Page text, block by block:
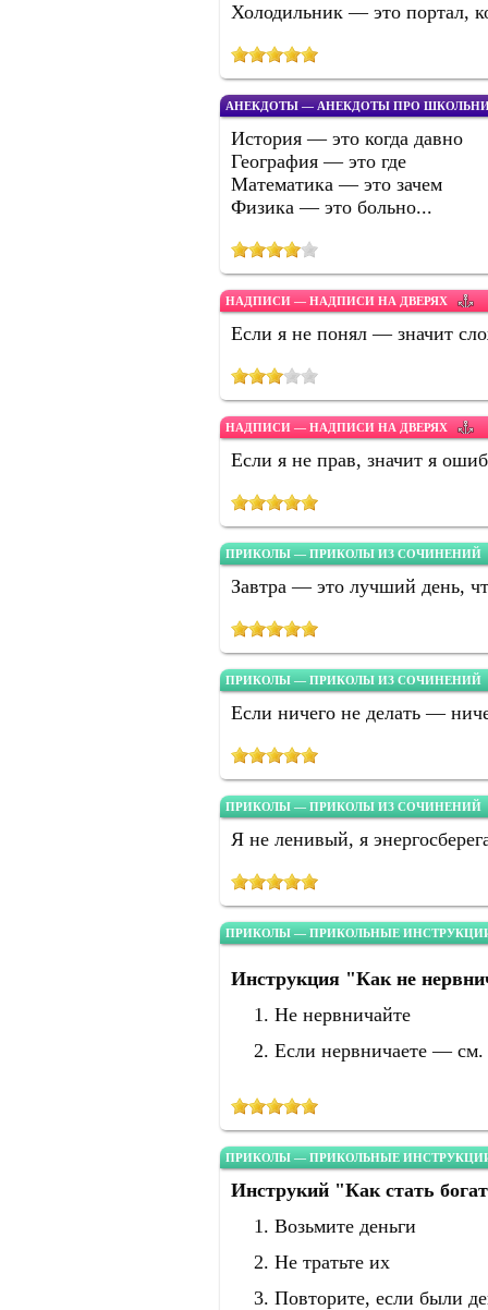
Холодильник — это портал,
АНЕКДОТЫ — АНЕКДОТЫ ПРО
История — это когда давно
География — это где
Математика — это зачем
Физика — это больно...
НАДПИСИ — НАДПИСИ НА ДВЕРЯХ
Если я не понял — значит
НАДПИСИ — НАДПИСИ НА ДВЕРЯХ
Если я не прав, значит я
ПРИКОЛЫ — ПРИКОЛЫ ИЗ СОЧИНЕНИЙ
Завтра — это лучший день,
ПРИКОЛЫ — ПРИКОЛЫ ИЗ СОЧИНЕНИЙ
Если ничего не делать —
ПРИКОЛЫ — ПРИКОЛЫ ИЗ СОЧИНЕНИЙ
Я не ленивый, я
ПРИКОЛЫ — ПРИКОЛЬНЫЕ
Инструкция "Как не
Не нервничайте
Если нервничаете — см.
ПРИКОЛЫ — ПРИКОЛЬНЫЕ
Инструкий "Как стать
Возьмите деньги
Не тратьте их
Повторите, если были